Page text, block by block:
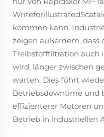
kommen kann.
zeigen außerdem, dass
Treibstofffiltration auch
wird, länger zwischen
warten. Dies führt
Betriebsdowntime und
effizienterer Motoren
Betrieb in industriellen